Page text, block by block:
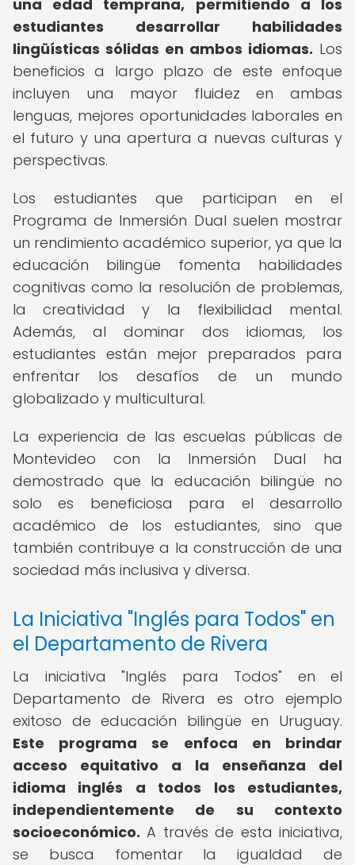
una edad temprana, permitiendo a los
estudiantes desarrollar habilidades
lingüísticas sólidas en ambos idiomas. Los
beneficios a largo plazo de este enfoque
incluyen una mayor fluidez en ambas
lenguas, mejores oportunidades laborales en
el futuro y una apertura a nuevas culturas y
perspectivas.
Los estudiantes que participan en el
Programa de Inmersión Dual suelen mostrar
un rendimiento académico superior, ya que la
educación bilingüe fomenta habilidades
cognitivas como la resolución de problemas,
la creatividad y la flexibilidad mental.
Además, al dominar dos idiomas, los
estudiantes están mejor preparados para
enfrentar los desafíos de un mundo
globalizado y multicultural.
La experiencia de las escuelas públicas de
Montevideo con la Inmersión Dual ha
demostrado que la educación bilingüe no
solo es beneficiosa para el desarrollo
académico de los estudiantes, sino que
también contribuye a la construcción de una
sociedad más inclusiva y diversa.
La Iniciativa "Inglés para Todos" en
el Departamento de Rivera
La iniciativa "Inglés para Todos" en el
Departamento de Rivera es otro ejemplo
exitoso de educación bilingüe en Uruguay.
Este programa se enfoca en brindar
acceso equitativo a la enseñanza del
idioma inglés a todos los estudiantes,
independientemente de su contexto
socioeconómico. A través de esta iniciativa,
se busca fomentar la igualdad de